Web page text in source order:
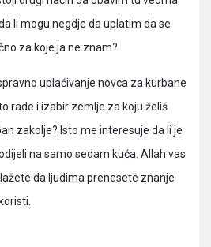
li mogu negdje da uplatim da se
za koje ja ne znam?
uplaćivanje novca za kurbane
rade i izabir zemlje za koju želiš
zakolje? Isto me interesuje da li je
na samo sedam kuća. Allah vas
da ljudima prenesete znanje